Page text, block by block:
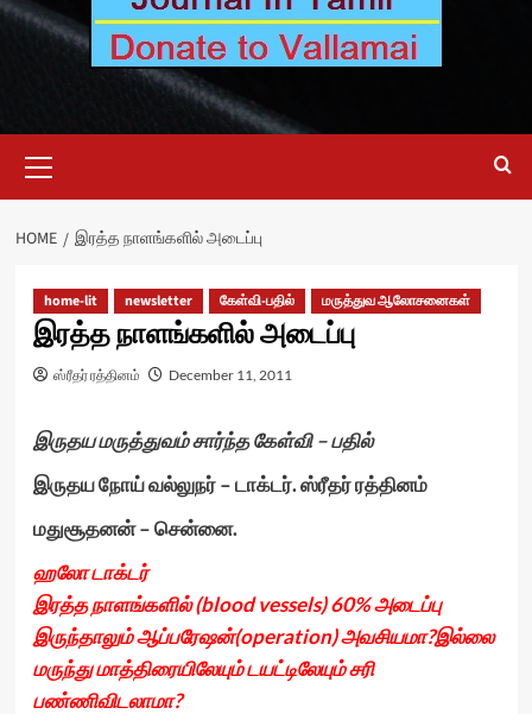
Menu
HOME இரத்த நாளங்களில் அடைப்பு
home-lit newsletter கேள்வி-பதில் மருத்துவ ஆலோசனைகள்
இரத்த நாளங்களில் அடைப்பு
ஸ்ரீதர் ரத்தினம் December 11, 2011
இருதய மருத்துவம் சார்ந்த கேள்வி – பதில்
இருதய நோய் வல்லுநர் – டாக்டர். ஸ்ரீதர் ரத்தினம்
மதுசூதனன் – சென்னை.
ஹலோ டாக்டர்
இரத்த நாளங்களில் (blood vessels) 60% அடைப்பு
இருந்தாலும் ஆப்பரேஷன்(operation) அவசியமா?இல்லை
மருந்து மாத்திரையிலேயும் டயட்டிலேயும் சரி
பண்ணிவிடலாமா?